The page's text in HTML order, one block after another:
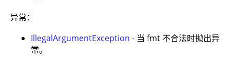
异常：
IllegalArgumentException - 当 fmt 不合法时抛出异
常。